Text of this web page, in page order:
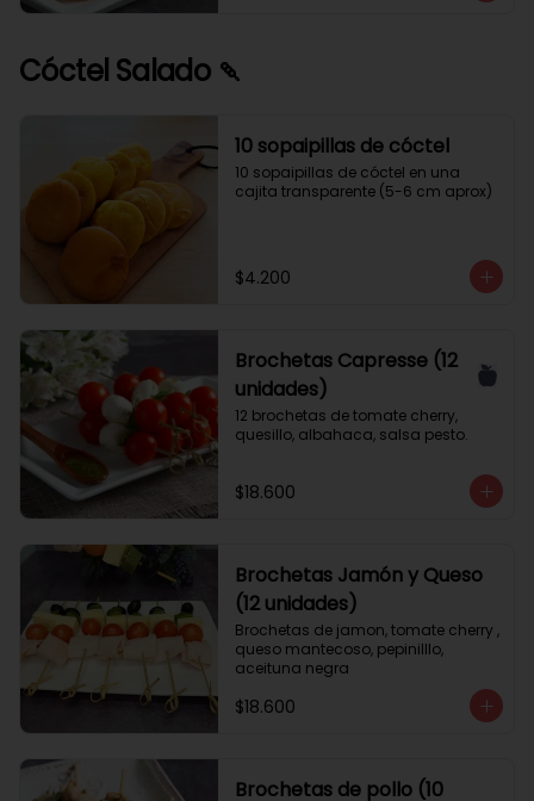
Cóctel Salado 🍡
10 sopaipillas de cóctel
10 sopaipillas de cóctel en una
cajita transparente (5-6 cm aprox)
$4.200
Brochetas Capresse (12
unidades)
12 brochetas de tomate cherry,
quesillo, albahaca, salsa pesto.
$18.600
Brochetas Jamón y Queso
(12 unidades)
Brochetas de jamon, tomate cherry ,
queso mantecoso, pepinilllo,
aceituna negra
$18.600
Brochetas de pollo (10